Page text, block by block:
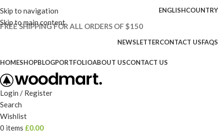
Skip to navigation
Skip to main content
ENGLISHCOUNTRY
FREE SHIPPING FOR ALL ORDERS OF $150
NEWSLETTERCONTACT USFAQS
HOMESHOPBLOGPORTFOLIOABOUT USCONTACT US
Login / Register
Search
Wishlist
0 items £0.00